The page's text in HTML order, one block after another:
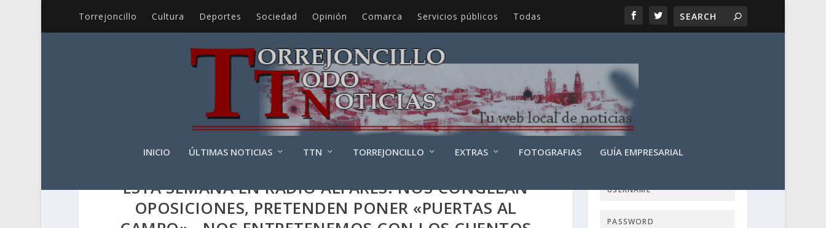
Torrejoncillo Cultura Deportes Sociedad Opinión Comarca Servicios públicos Todas
INICIO ÚLTIMAS NOTICIAS TTN TORREJONCILLO EXTRAS FOTOGRAFIAS GUÍA EMPRESARIAL
ESTA SEMANA EN RADIO ALFARES: NOS CONGELAN
OPOSICIONES, PRETENDEN PONER «PUERTAS AL
LOGIN USER TTN